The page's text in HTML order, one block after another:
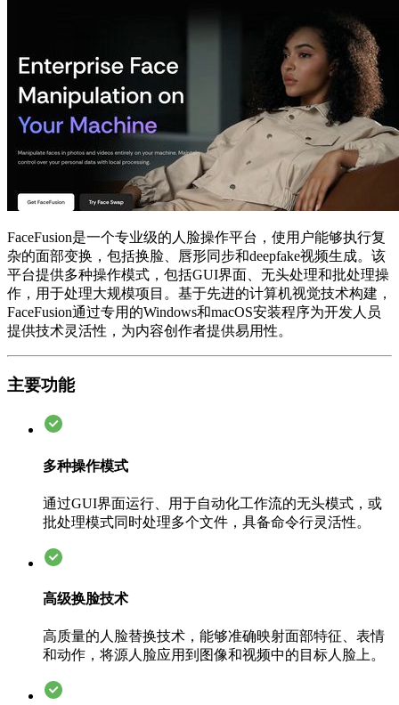
FaceFusion是一个专业级的人脸操作平台，使用户能够执行复
杂的面部变换，包括换脸、唇形同步和deepfake视频生成。该
平台提供多种操作模式，包括GUI界面、无头处理和批处理操
作，用于处理大规模项目。基于先进的计算机视觉技术构建，
FaceFusion通过专用的Windows和macOS安装程序为开发人员
提供技术灵活性，为内容创作者提供易用性。
主要功能
多种操作模式
通过GUI界面运行、用于自动化工作流的无头模式，或
批处理模式同时处理多个文件，具备命令行灵活性。
高级换脸技术
高质量的人脸替换技术，能够准确映射面部特征、表情
和动作，将源人脸应用到图像和视频中的目标人脸上。